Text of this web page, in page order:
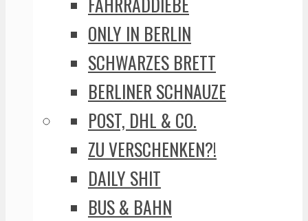
ONLY IN BERLIN
SCHWARZES BRETT
BERLINER SCHNAUZE
POST, DHL & CO.
ZU VERSCHENKEN?!
DAILY SHIT
BUS & BAHN